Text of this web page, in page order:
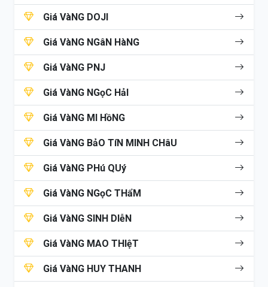
Giá VàNG DOJI
Giá VàNG NGâN HàNG
Giá VàNG PNJ
Giá VàNG NGọC HảI
Giá VàNG MI HồNG
Giá VàNG BảO TíN MINH CHâU
Giá VàNG PHú QUý
Giá VàNG NGọC THẩM
Giá VàNG SINH DIễN
Giá VàNG MAO THIệT
Giá VàNG HUY THANH